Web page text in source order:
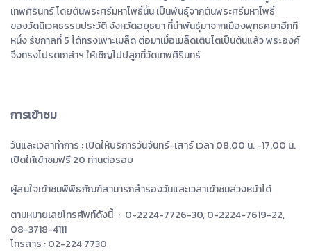
เทพศิรินทร์ โดยต้นพระศรีมหาโพธิ์นั้น เป็นพันธุ์จากต้นพระศรีมหาโพธิ์
ของวัดนิเวศธรรมประวัติ จังหวัดอยุธยา ที่นำพันธุ์มาจากเมืองพุทธคยาอีกที
หนึ่ง รัชกาลที่ 5 ได้ทรงเพาะเมล็ด ต่อมาเมื่อเมล็ดเติบโตเป็นต้นแล้ว พระองค์
จึงทรงโปรดเกล้าฯ ให้เชิญไปปลูกที่วัดเทพศิรินทร์
การเข้าชม
วันและเวลาทำการ : เปิดให้บริการวันจันทร์-เสาร์ เวลา 08.00 น. -17.00 น.
เปิดให้เข้าชมฟรี 20 ท่านต่อรอบ
ผู้สนใจเข้าชมพิพิธภัณฑ์สามารถสำรองวันและเวลาเข้าชมล่วงหน้าได้
ตามหมายเลขโทรศัพท์ดังนี้ : 0-2224-7726-30, 0-2224-7619-22,
08-3718-4111
โทรสาร : 02-224 7730